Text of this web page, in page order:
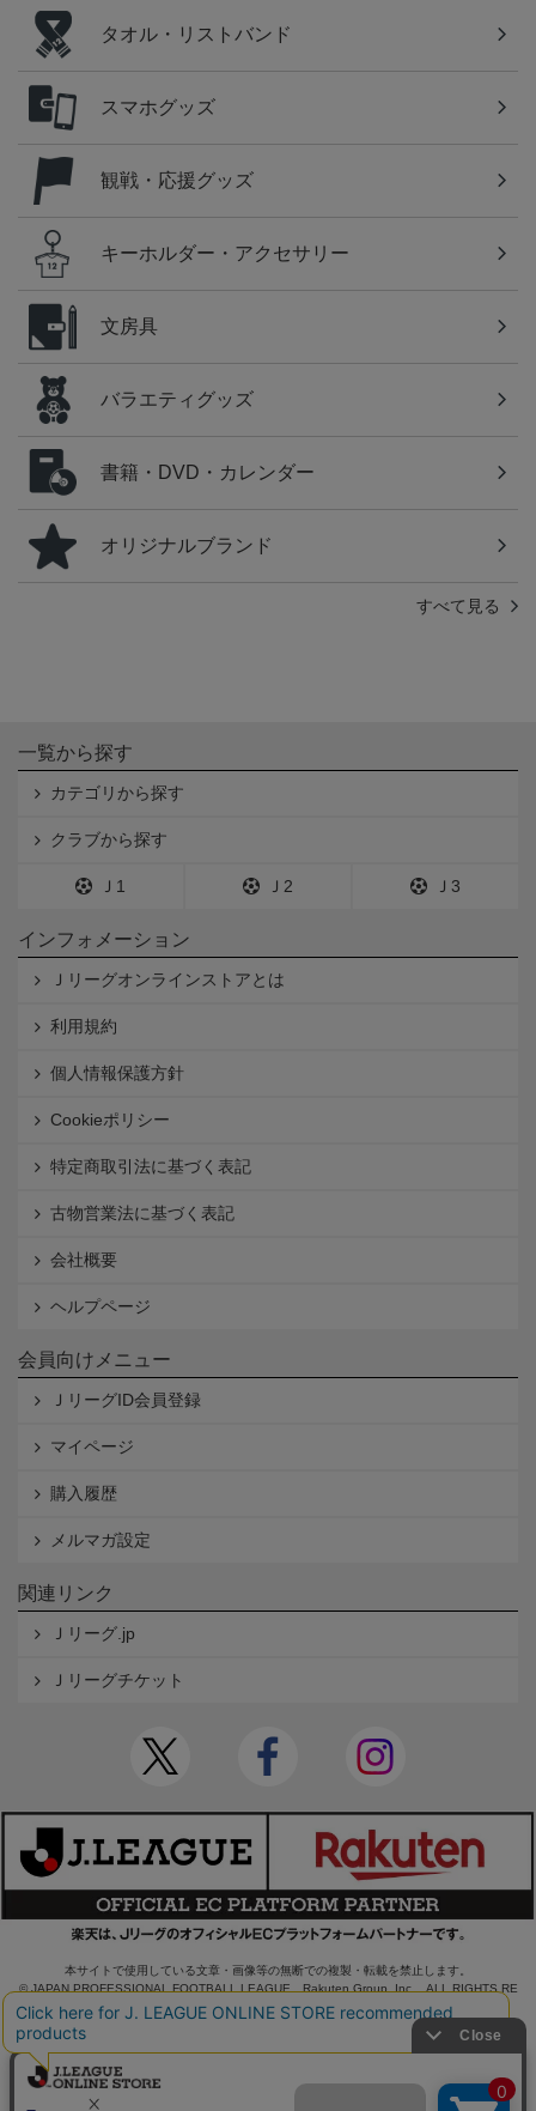
タオル・リストバンド
スマホグッズ
観戦・応援グッズ
キーホルダー・アクセサリー
文房具
バラエティグッズ
書籍・DVD・カレンダー
オリジナルブランド
すべて見る
一覧から探す
カテゴリから探す
クラブから探す
Ｊ1 Ｊ2 Ｊ3
インフォメーション
Ｊリーグオンラインストアとは
利用規約
個人情報保護方針
Cookieポリシー
特定商取引法に基づく表記
古物営業法に基づく表記
会社概要
ヘルプページ
会員向けメニュー
ＪリーグID会員登録
マイページ
購入履歴
メルマガ設定
関連リンク
Ｊリーグ.jp
Ｊリーグチケット
本サイトで使用している文章・画像等の無断での複製・転載を禁止します。
© JAPAN PROFESSIONAL FOOTBALL LEAGUE Rakuten Group, Inc. ALL RIGHTS RE
SERVED.